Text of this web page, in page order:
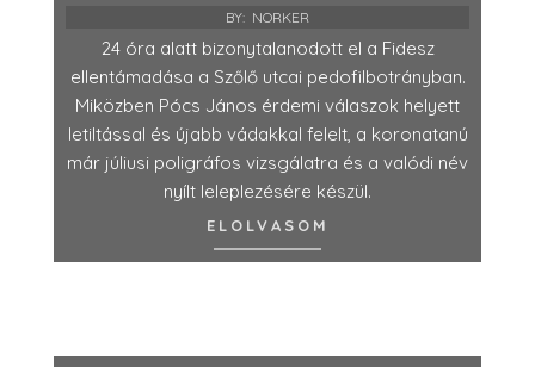
BY: NORKER
24 óra alatt bizonytalanodott el a Fidesz
ellentámadása a Szőlő utcai pedofilbotrányban.
Miközben Pócs János érdemi válaszok helyett
letiltással és újabb vádakkal felelt, a koronatanú
már júliusi poligráfos vizsgálatra és a valódi név
nyílt leleplezésére készül.
ELOLVASOM